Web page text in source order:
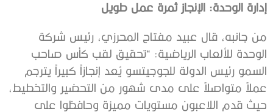
إدارة الوحدة: الإنجاز ثمرة عمل طويل
من جانبه، قال عبيد مفتاح المحرزي، رئيس شركة
الوحدة للألعاب الرياضية: “تحقيق لقب كأس صاحب
السمو رئيس الدولة للجوجيتسو يُعد إنجازاً كبيراً يترجم
عملاً متواصلاً على مدى شهور من التحضير والتخطيط،
حيث قدم اللاعبون مستويات مميزة وحافظوا على